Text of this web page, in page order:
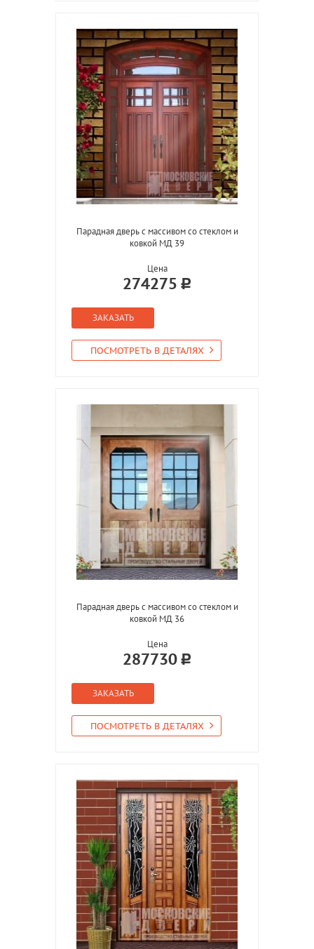
Парадная дверь с массивом со стеклом и
ковкой МД 39
Цена
274275
ЗАКАЗАТЬ
ПОСМОТРЕТЬ В ДЕТАЛЯХ
Парадная дверь с массивом со стеклом и
ковкой МД 36
Цена
287730
ЗАКАЗАТЬ
ПОСМОТРЕТЬ В ДЕТАЛЯХ